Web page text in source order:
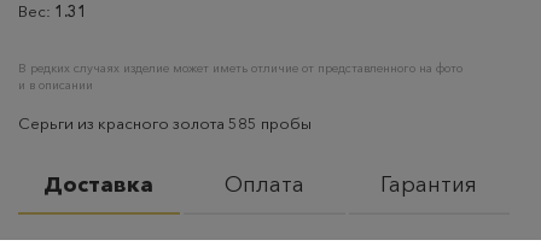
Вес: 1.31
В редких случаях изделие может иметь отличие от представленного на фото
и в описании
Серьги из красного золота 585 пробы
Доставка Оплата Гарантия